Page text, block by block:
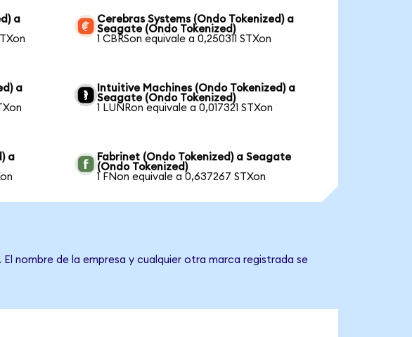
a
Cerebras Systems (Ondo Tokenized) a
Seagate (Ondo Tokenized)
1 CBRSon equivale a 0,250311 STXon
a
Intuitive Machines (Ondo Tokenized) a
Seagate (Ondo Tokenized)
1 LUNRon equivale a 0,017321 STXon
a
Fabrinet (Ondo Tokenized) a Seagate
(Ondo Tokenized)
1 FNon equivale a 0,637267 STXon
nombre de la empresa y cualquier otra marca registrada se